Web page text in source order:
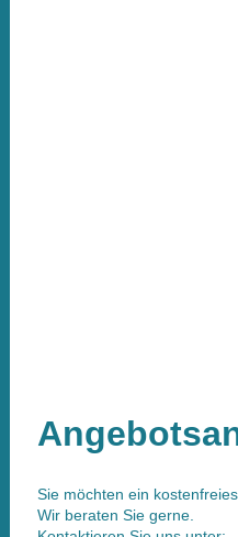
Sie möchten ein
Wir beraten Sie gerne.